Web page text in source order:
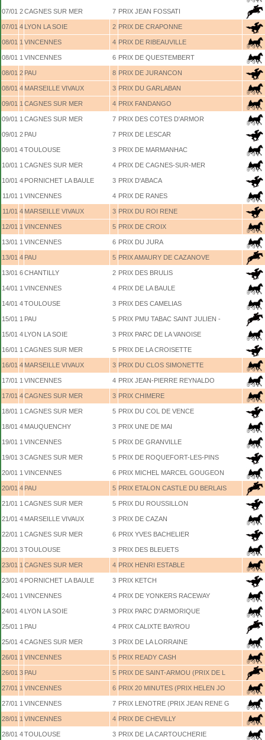
07/01 2CAGNES SUR MER 7 PRIX JEAN FOSSATI
07/01 4 LYON LA SOIE 2 PRIX DE CRAPONNE
08/01 1 VINCENNES 4 PRIX DE RIBEAUVILLE
08/01 1 VINCENNES 6 PRIX DE QUESTEMBERT
08/01 2 PAU 8 PRIX DE JURANCON
08/01 4 MARSEILLE VIVAUX 3 PRIX DU GARLABAN
09/01 1 CAGNES SUR MER 4 PRIX FANDANGO
09/01 1 CAGNES SUR MER 7 PRIX DES COTES D'ARMOR
09/01 2 PAU 7 PRIX DE LESCAR
09/01 4TOULOUSE 3 PRIX DE MARMANHAC
10/01 1 CAGNES SUR MER 4 PRIX DE CAGNES-SUR-MER
10/01 4 PORNICHET LA BAULE 3 PRIX D'ABACA
11/01 1 VINCENNES 4 PRIX DE RANES
11/01 4 MARSEILLE VIVAUX 3 PRIX DU ROI RENE
12/01 1 VINCENNES 5 PRIX DE CROIX
13/01 1 VINCENNES 6 PRIX DU JURA
13/01 4 PAU 5 PRIX AMAURY DE CAZANOVE
13/01 6CHANTILLY 2 PRIX DES BRULIS
14/01 1 VINCENNES 4 PRIX DE LA BAULE
14/01 4TOULOUSE 3 PRIX DES CAMELIAS
15/01 1 PAU 5 PRIX PMU TABAC SAINT JULIEN -
15/01 4 LYON LA SOIE 3 PRIX PARC DE LA VANOISE
16/01 1 CAGNES SUR MER 5 PRIX DE LA CROISETTE
16/01 4 MARSEILLE VIVAUX 3 PRIX DU CLOS SIMONETTE
17/01 1 VINCENNES 4 PRIX JEAN-PIERRE REYNALDO
17/01 4CAGNES SUR MER 3 PRIX CHIMERE
18/01 1 CAGNES SUR MER 5 PRIX DU COL DE VENCE
18/01 4 MAUQUENCHY 3 PRIX UNE DE MAI
19/01 1 VINCENNES 5 PRIX DE GRANVILLE
19/01 3CAGNES SUR MER 5 PRIX DE ROQUEFORT-LES-PINS
20/01 1 VINCENNES 6 PRIX MICHEL MARCEL GOUGEON
20/01 4 PAU 5 PRIX ETALON CASTLE DU BERLAIS
21/01 1 CAGNES SUR MER 5 PRIX DU ROUSSILLON
21/01 4 MARSEILLE VIVAUX 3 PRIX DE CAZAN
22/01 1 CAGNES SUR MER 6 PRIX YVES BACHELIER
22/01 3TOULOUSE 3 PRIX DES BLEUETS
23/01 1 CAGNES SUR MER 4 PRIX HENRI ESTABLE
23/01 4 PORNICHET LA BAULE 3 PRIX KETCH
24/01 1 VINCENNES 4 PRIX DE YONKERS RACEWAY
24/01 4 LYON LA SOIE 3 PRIX PARC D'ARMORIQUE
25/01 1 PAU 4 PRIX CALIXTE BAYROU
25/01 4CAGNES SUR MER 3 PRIX DE LA LORRAINE
26/01 1 VINCENNES 5 PRIX READY CASH
26/01 3 PAU 5 PRIX DE SAINT-ARMOU (PRIX DE L
27/01 1 VINCENNES 6 PRIX 20 MINUTES (PRIX HELEN JO
27/01 1 VINCENNES 7 PRIX LENOTRE (PRIX JEAN RENE G
28/01 1 VINCENNES 4 PRIX DE CHEVILLY
28/01 4TOULOUSE 3 PRIX DE LA CARTOUCHERIE